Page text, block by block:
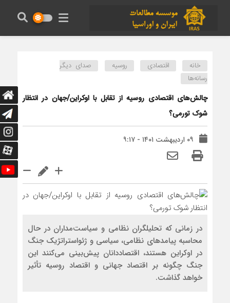
خانه اقتصادی روسیه
صدای دیگر
رسانه‌ها
چالش‌های اقتصادی روسیه از تقابل با اوکراین/جهان در انتظار
شوک تورمی؟
۰۹ اردیبهشت ۱۴۰۱ - ۹:۱۷
در زمانی که تحلیلگران نظامی و سیاست‌مداران در حال
محاسبه پیامدهای نظامی، سیاسی و ژئواستراتژیک جنگ
در اوکراین هستند، اقتصاددانان پیش‌بینی می‌کنند این
جنگ چگونه بر اقتصاد جهانی و اقتصاد روسیه تأثیر
خواهد گذاشت.